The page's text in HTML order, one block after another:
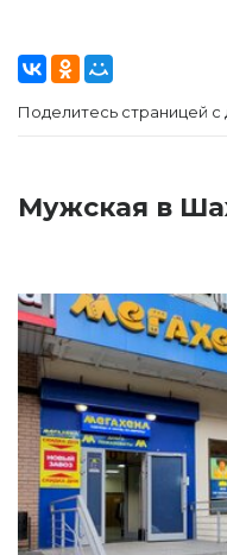
Поделитесь страницей с
Мужская в